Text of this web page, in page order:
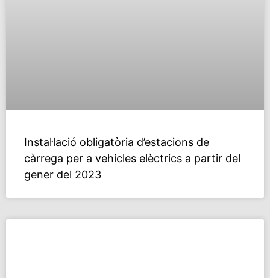
Instal·lació obligatòria d’estacions de
càrrega per a vehicles elèctrics a partir del
gener del 2023